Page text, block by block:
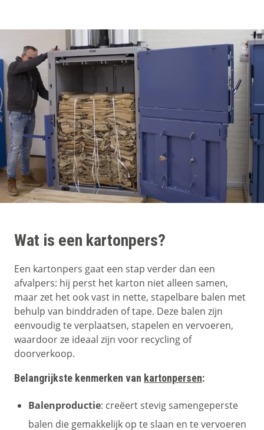
Wat is een kartonpers?
Een kartonpers gaat een stap verder dan een
afvalpers: hij perst het karton niet alleen samen,
maar zet het ook vast in nette, stapelbare balen met
behulp van binddraden of tape. Deze balen zijn
eenvoudig te verplaatsen, stapelen en vervoeren,
waardoor ze ideaal zijn voor recycling of
doorverkoop.
Belangrijkste kenmerken van kartonpersen:
Balenproductie: creëert stevig samengeperste
balen die gemakkelijk op te slaan en te vervoeren